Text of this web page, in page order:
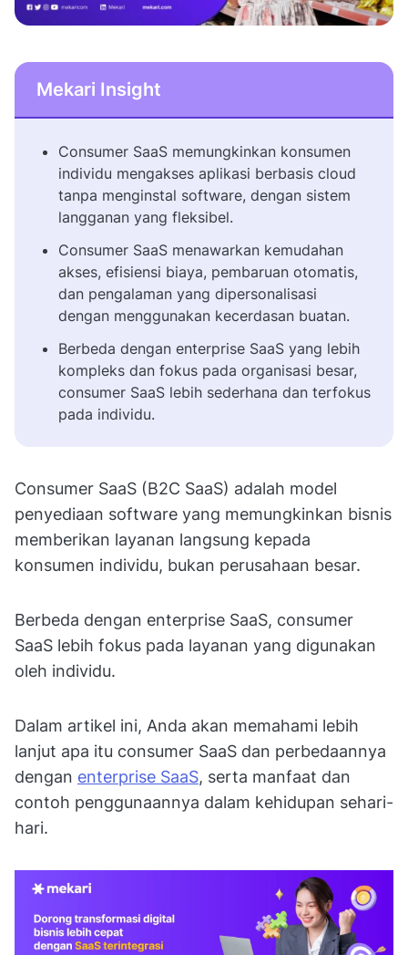
Mekari Insight
Consumer SaaS memungkinkan konsumen
individu mengakses aplikasi berbasis cloud
tanpa menginstal software, dengan sistem
langganan yang fleksibel.
Consumer SaaS menawarkan kemudahan
akses, efisiensi biaya, pembaruan otomatis,
dan pengalaman yang dipersonalisasi
dengan menggunakan kecerdasan buatan.
Berbeda dengan enterprise SaaS yang lebih
kompleks dan fokus pada organisasi besar,
consumer SaaS lebih sederhana dan terfokus
pada individu.
Consumer SaaS (B2C SaaS) adalah model
penyediaan software yang memungkinkan bisnis
memberikan layanan langsung kepada
konsumen individu, bukan perusahaan besar.
Berbeda dengan enterprise SaaS, consumer
SaaS lebih fokus pada layanan yang digunakan
oleh individu.
Dalam artikel ini, Anda akan memahami lebih
lanjut apa itu consumer SaaS dan perbedaannya
dengan enterprise SaaS, serta manfaat dan
contoh penggunaannya dalam kehidupan sehari-
hari.